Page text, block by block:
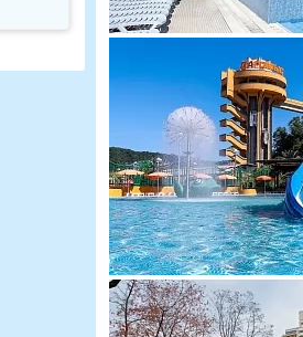
+7 925-084-93-70